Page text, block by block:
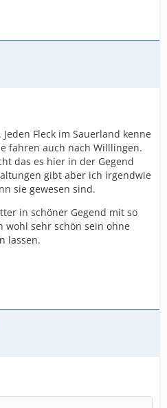
Fleck im Sauerland kenne
fahren auch nach Willlingen.
das es hier in der Gegend
gibt aber ich irgendwie
sie gewesen sind.
in schöner Gegend mit so
wohl sehr schön sein ohne
lassen.